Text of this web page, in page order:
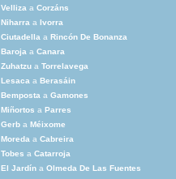
Velliza a Corzáns
Niharra a Ivorra
Ciutadella a Rincón De Bonanza
Baroja a Canara
Zuhatzu a Torrelavega
Lesaca a Berasáin
Bemposta a Gamones
Miñortos a Parres
Gerb a Méixome
Moreda a Cabreira
Tobes a Catarroja
El Jardín a Olmeda De Las Fuentes